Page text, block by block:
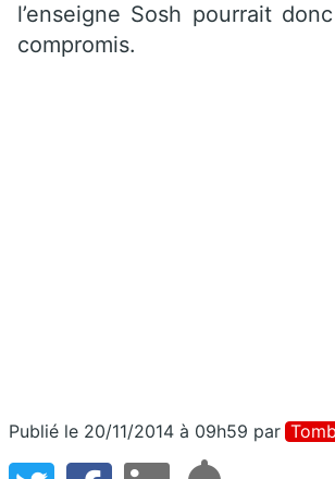
l’enseigne Sosh pourrait
compromis.
Publié le 20/11/2014 à 09h59 par